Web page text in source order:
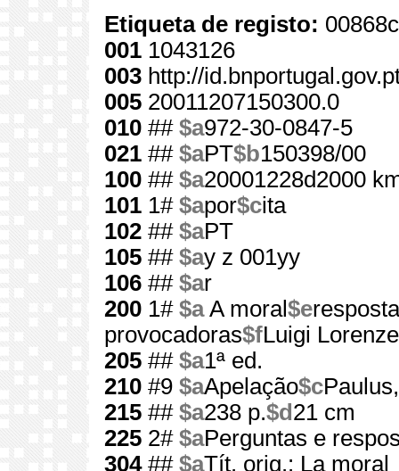
Etiqueta de registo:
001 1043126
003 http://
005 20011207150300.0
010 ## $a972-30-0847-5
021 ## $aPT$b150398/00
100 ## $a20001228d2000
101 1# $apor$cita
102 ## $aPT
105 ## $ay z 001yy
106 ## $ar
200 1# $aA moral$e
provocadoras$fLuigi
205 ## $a1ª ed.
210 #9 $aApelação$cPaulus,
215 ## $a238 p.$d 21 cm
225 2# $aPerguntas e
304## $aTít. orig.: La moral